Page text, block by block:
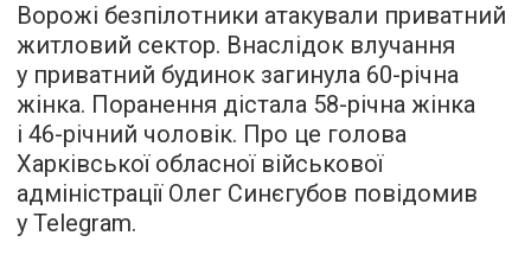
Ворожі безпілотники атакували приватний
житловий сектор. Внаслідок влучання
у приватний будинок загинула 60-річна
жінка. Поранення дістала 58-річна жінка
і 46-річний чоловік. Про це голова
Харківської обласної військової
адміністрації Олег Синєгубов повідомив
у Telegram.